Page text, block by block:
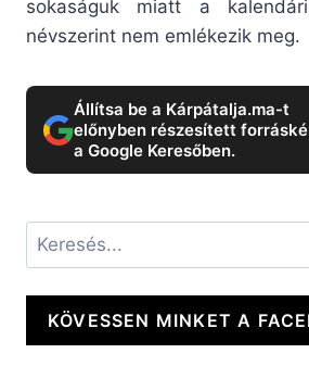
sokaságuk miatt a
névszerint nem emlékezik meg.
Állítsa be a Kárpátalja.ma-t
előnyben részesített
a Google Keresőben.
Keresés
KÖVESSEN MINKET A